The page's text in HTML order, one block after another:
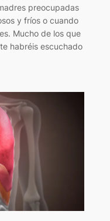
preocupadas
y fríos o cuando
Mucho de los que
habréis escuchado